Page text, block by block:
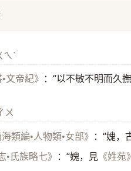
ㄟˋ
•文帝紀》 ：“以不敏不明而久
ㄨ
海類編•人物類•女部》
：“媿，
•氏族略七》 ：“媿，見 《姓苑